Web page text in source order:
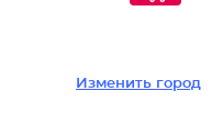
Изменить город